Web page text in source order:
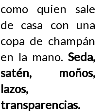
como quien sale
de casa con una
copa de champán
en la mano. Seda,
satén, moños,
lazos,
transparencias.